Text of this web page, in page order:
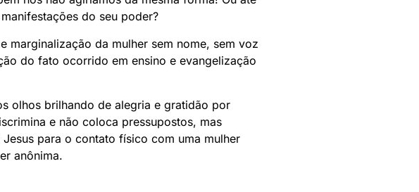
do seu poder?
marginalização da mulher sem nome, sem voz
do fato ocorrido em ensino e evangelização
olhos brilhando de alegria e gratidão por
e não coloca pressupostos, mas
para o contato físico com uma mulher
anônima.